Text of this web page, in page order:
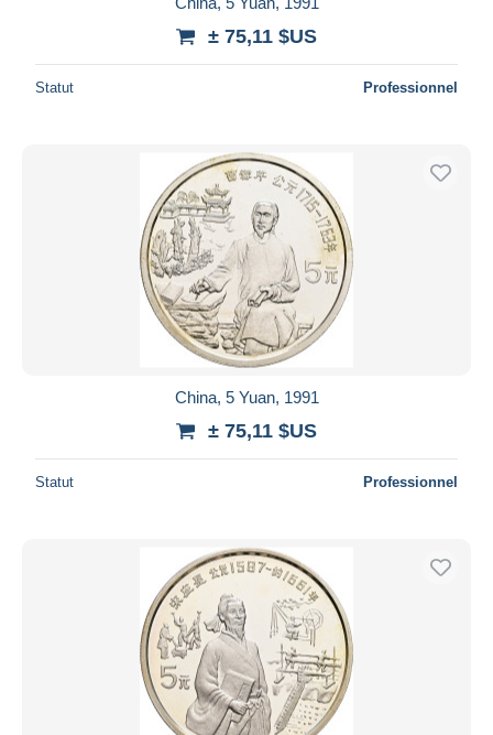
± 75,11 $US
Statut Professionnel
China, 5 Yuan, 1991
± 75,11 $US
Statut Professionnel